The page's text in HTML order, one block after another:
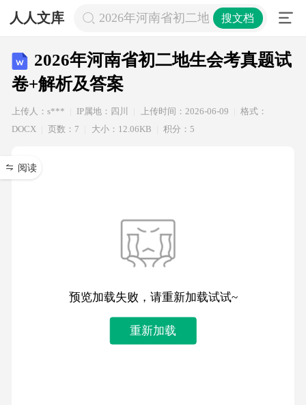
人人文库 2026年河南省初二地生会考真题试卷
搜文档
2026年河南省初二地生会考真题试
卷+解析及答案
上传人：s*** IP属地：四川 上传时间：2026-06-09
格式：
DOCX
页数：7 大小：12.06KB 积分：5
阅读
预览加载失败，请重新加载试试~
重新加载